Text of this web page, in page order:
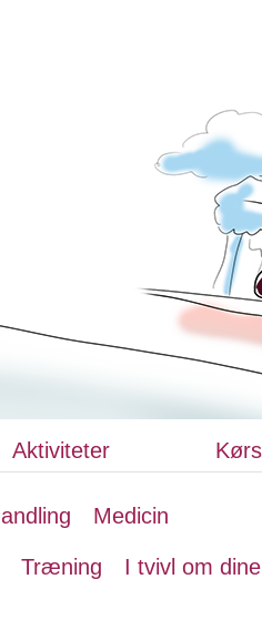
Aktiviteter
Medicin
Træning I tvivl om